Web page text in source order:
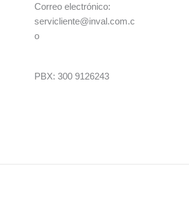
Correo electrónico:
servicliente@inval.com.c
o
PBX: 300 9126243